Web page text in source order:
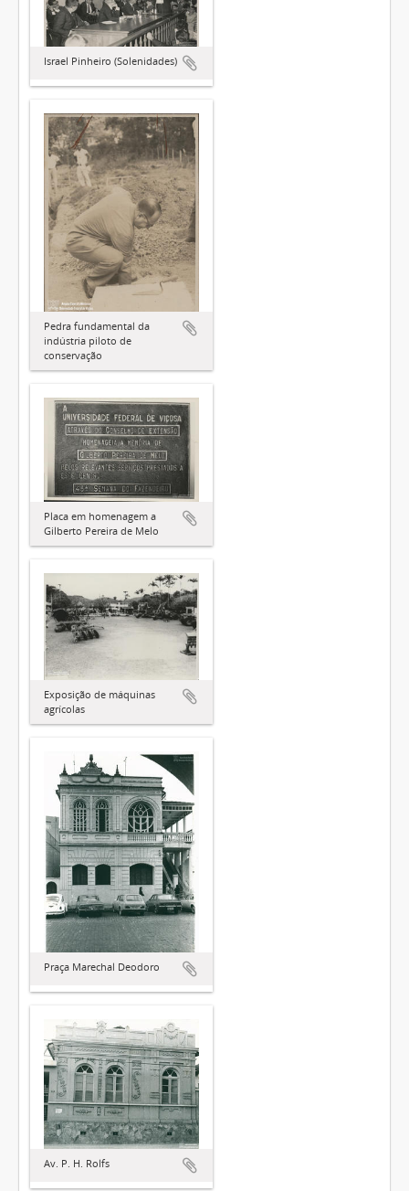
Israel Pinheiro (Solenidades)
Pedra fundamental da
indústria piloto de
conservação
Placa em homenagem a
Gilberto Pereira de Melo
Exposição de máquinas
agrícolas
Praça Marechal Deodoro
Av. P. H. Rolfs